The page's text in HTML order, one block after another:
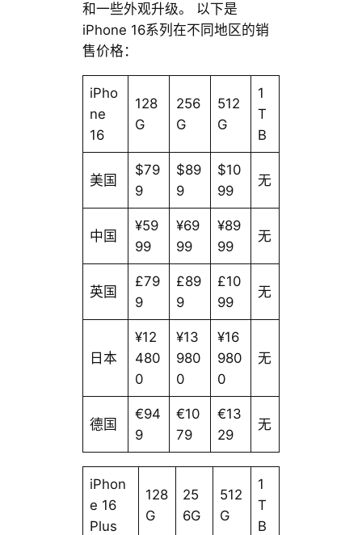
和一些外观升级。 以下是
iPhone 16系列在不同地区的销
售价格：
iPho
ne
16
128
G
256
G
512
G
1
T
B
美国
$79
9
$89
9
$10
99
无
中国
¥59
99
¥69
99
¥89
99
无
英国
£79
9
£89
9
£10
99
无
日本
¥12
480
0
¥13
980
0
¥16
980
0
无
德国
€94
9
€10
79
€13
29
无
iPhon
e 16
Plus
128
G
25
6G
512
G
1
T
B